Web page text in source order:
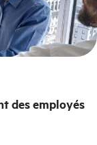
des employés